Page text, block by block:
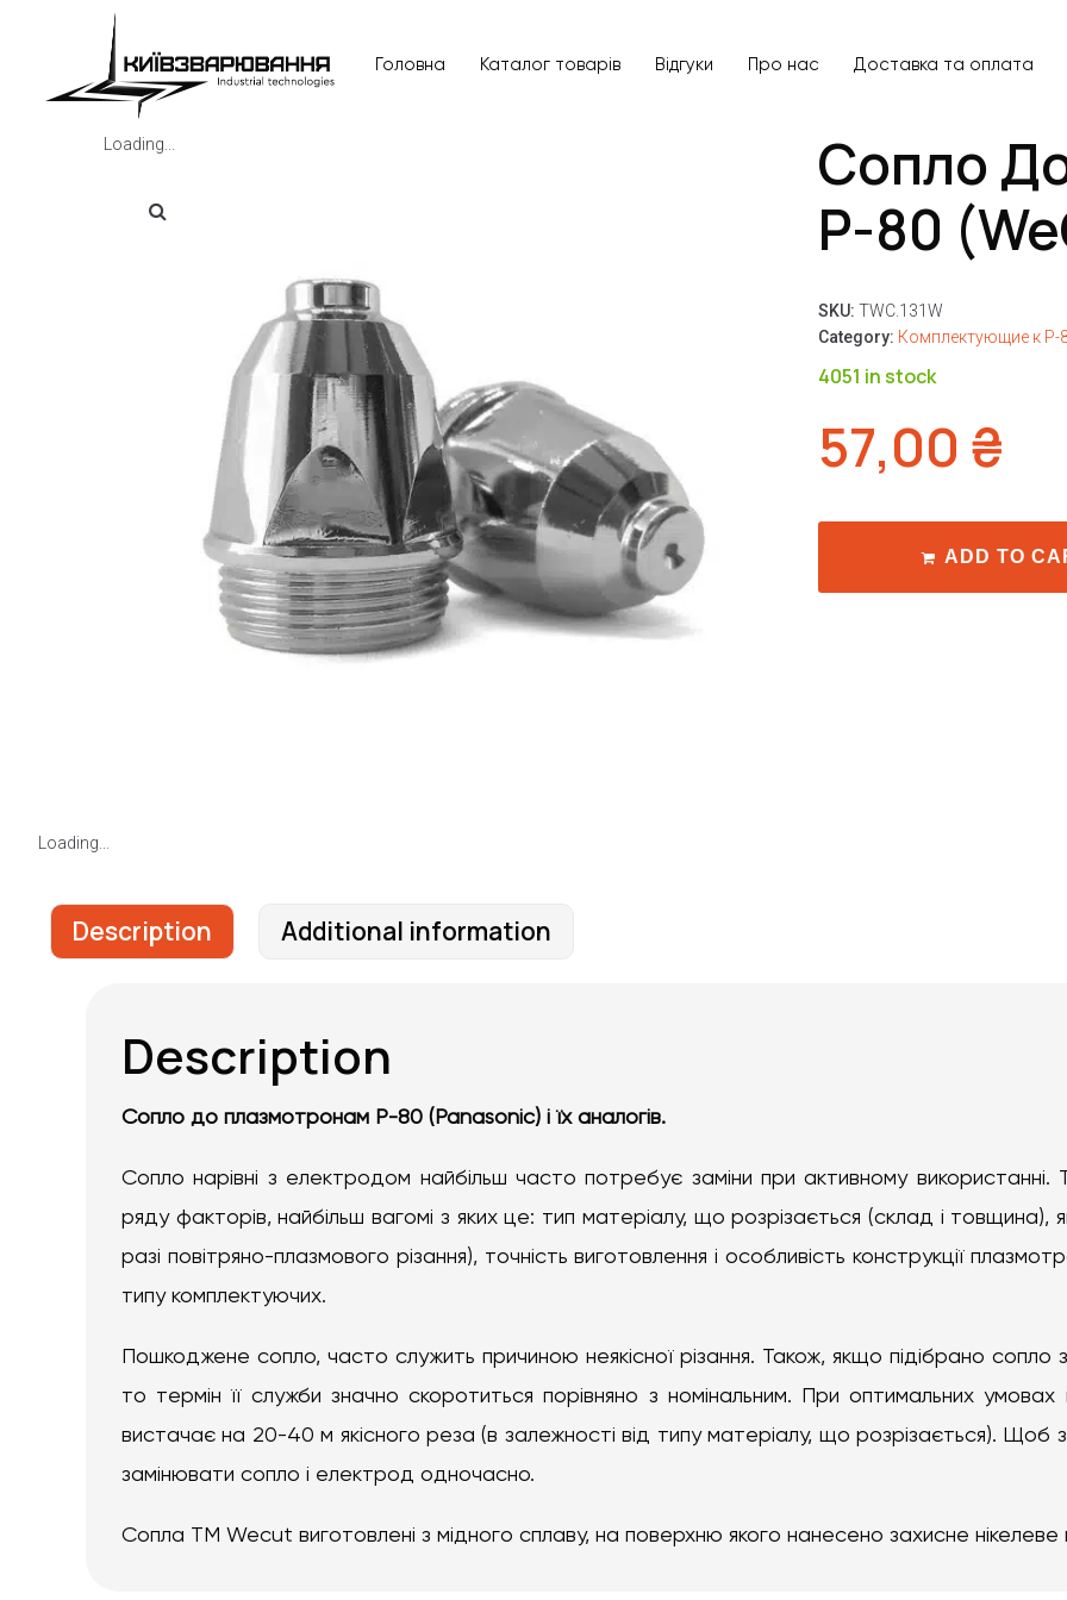
Головна Каталог товарів Відгуки Про нас Доставка та оплата
Loading...
Сопло
P-80
SKU: TWC.131W
Category: Комплектующие к P-
4051 in stock
57,00 ₴
ADD TO
Loading...
Description Additional information
Description
Сопло до плазмотронам P-80 (Panasonic) і їх аналогів.
Сопло нарівні з електродом найбільш часто потребує заміни при активному використанні.
ряду факторів, найбільш вагомі з яких це: тип матеріалу, що розрізається (склад і товщина),
разі повітряно-плазмового різання), точність виготовлення і особливість конструкції
типу комплектуючих.
Пошкоджене сопло, часто служить причиною неякісної різання. Також, якщо підібрано
то термін її служби значно скоротиться порівняно з номінальним. При оптимальних
вистачає на 20-40 м якісного реза (в залежності від типу матеріалу, що розрізається). Щоб
замінювати сопло і електрод одночасно.
Сопла ТМ Wecut виготовлені з мідного сплаву, на поверхню якого нанесено захисне нікелеве
Головна
Каталог товарів
Доставка та оплата
Повернення та обмін